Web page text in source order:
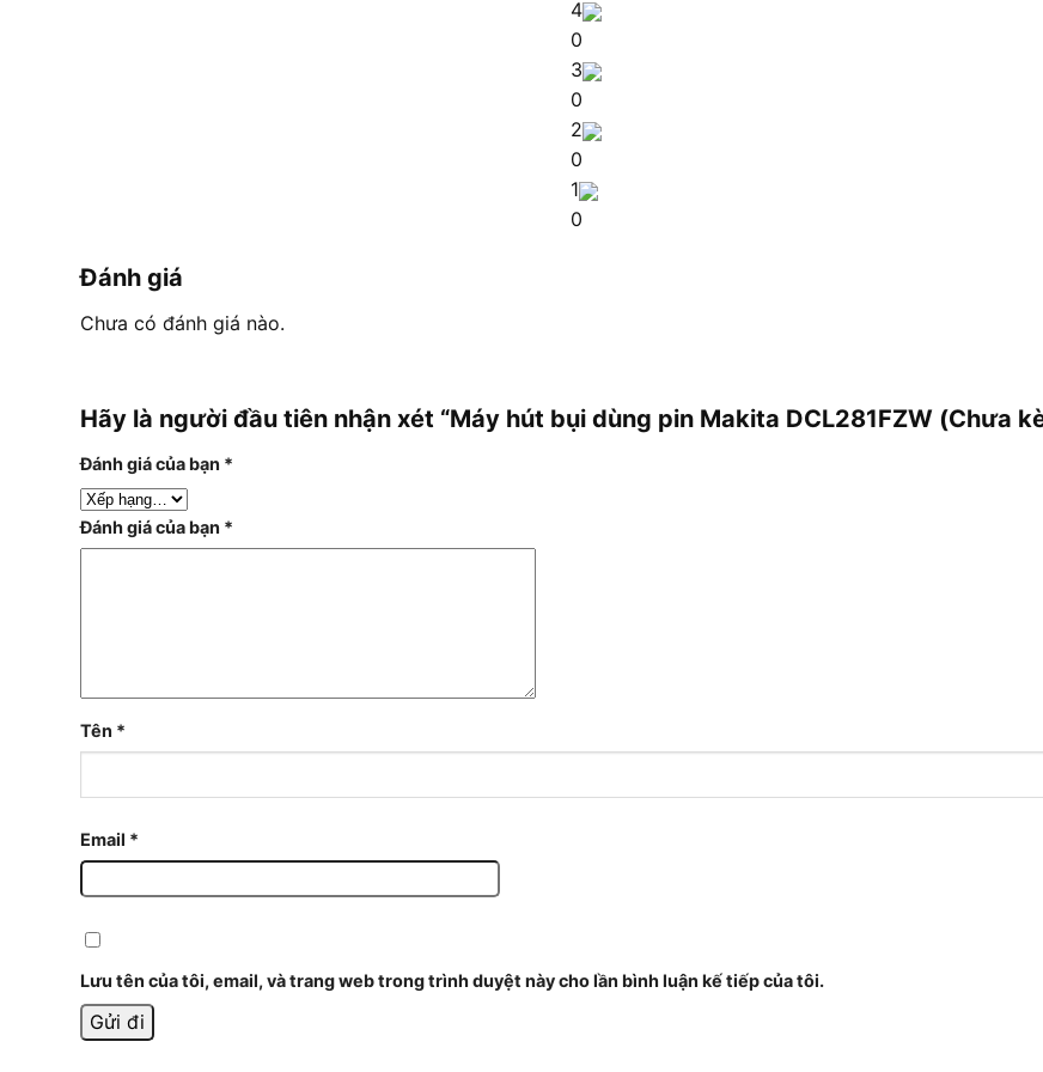
4
0
3
0
2
0
1
0
Đánh giá
Chưa có đánh giá nào.
Hãy là người đầu tiên nhận xét “Máy hút bụi dùng pin Makita DCL281FZW (Chưa
Đánh giá của bạn *
Đánh giá của bạn *
Tên *
Email *
Lưu tên của tôi, email, và trang web trong trình duyệt này cho lần bình luận kế tiếp của tôi.